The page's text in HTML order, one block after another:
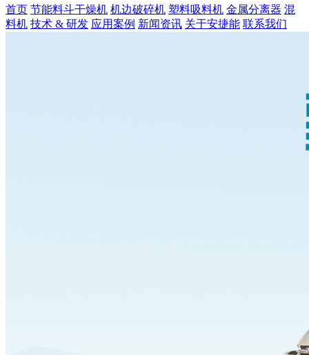
首页 节能料斗干燥机 机边破碎机 塑料吸料机 金属分离器 混
料机 技术 & 研发 应用案例 新闻资讯 关于安捷能 联系我们